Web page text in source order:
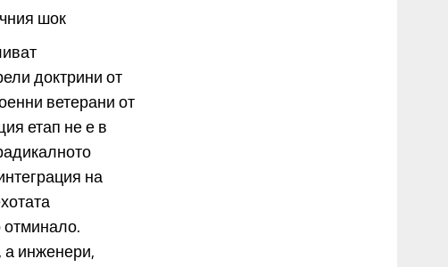
шок
доктрини от
ветерани от
етап не е в
на
а инженери,